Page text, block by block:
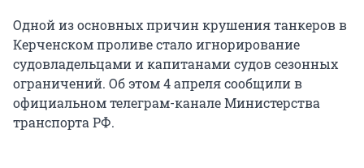
Одной из основных причин крушения танкеров в
Керченском проливе стало игнорирование
судовладельцами и капитанами судов сезонных
ограничений. Об этом 4 апреля сообщили в
официальном телеграм-канале Министерства
транспорта РФ.